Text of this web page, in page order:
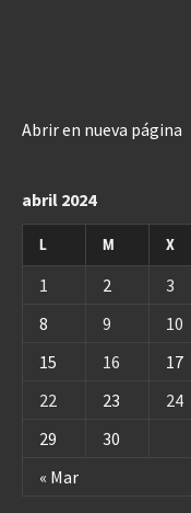
Abrir en nueva página
abril 2024
L M X
« Mar
1 2 3
8
9 10
15
16 17
22
23 24
29
30